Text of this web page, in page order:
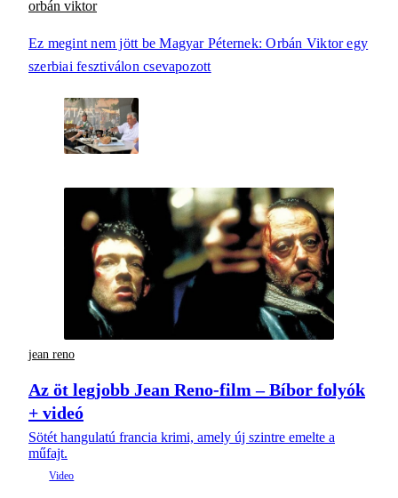
orbán viktor
Ez megint nem jött be Magyar Péternek: Orbán Viktor egy
szerbiai fesztiválon csevapozott
jean reno
Az öt legjobb Jean Reno-film – Bíbor folyók
+ videó
Sötét hangulatú francia krimi, amely új szintre emelte a
műfajt.